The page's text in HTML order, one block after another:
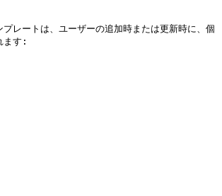
レートは、ユーザーの追加時または更新時に、個
ます: